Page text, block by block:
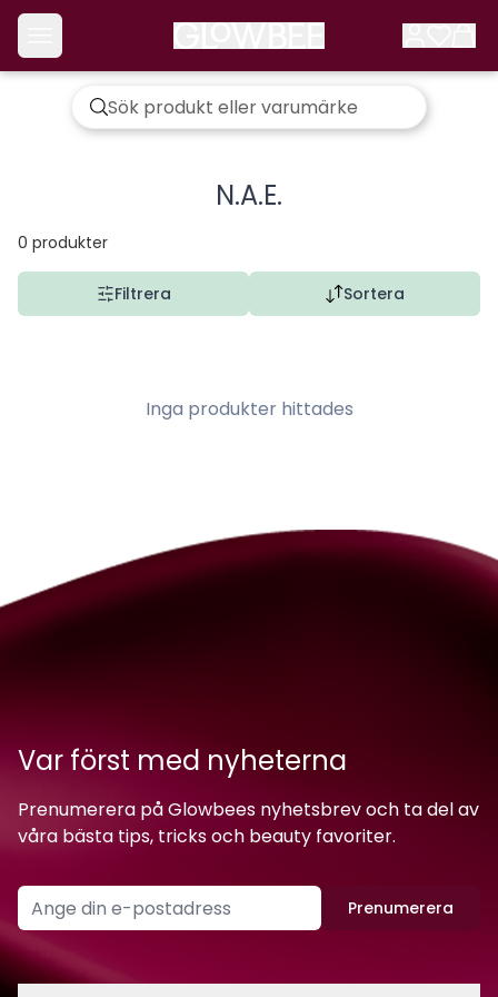
N.A.E.
0 produkter
Filtrera Sortera
Inga produkter hittades
Var först med nyheterna
Prenumerera på Glowbees nyhetsbrev och ta del av
våra bästa tips, tricks och beauty favoriter.
Prenumerera